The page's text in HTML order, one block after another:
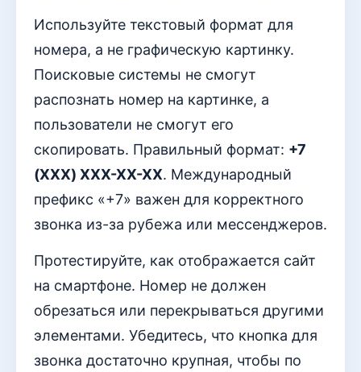
Используйте текстовый формат для
номера, а не графическую картинку.
Поисковые системы не смогут
распознать номер на картинке, а
пользователи не смогут его
скопировать. Правильный формат: +7
(XXX) XXX-XX-XX. Международный
префикс «+7» важен для корректного
звонка из-за рубежа или мессенджеров.
Протестируйте, как отображается сайт
на смартфоне. Номер не должен
обрезаться или перекрываться другими
элементами. Убедитесь, что кнопка для
звонка достаточно крупная, чтобы по